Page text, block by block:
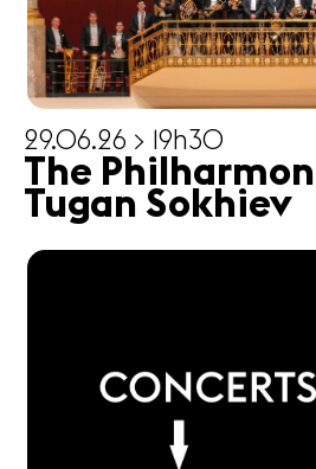
29.06.26 > 19h30
The
Tugan Sokhiev